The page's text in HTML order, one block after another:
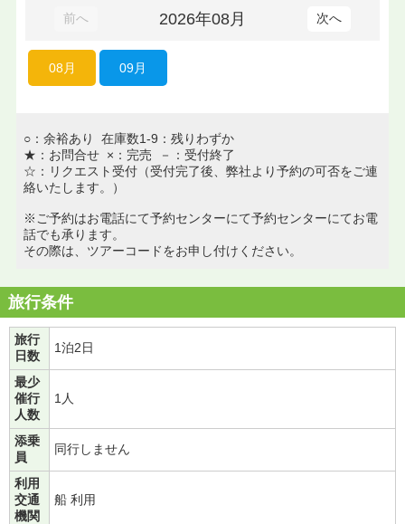
前へ 2026年08月 次へ
08月 09月
○：余裕あり 在庫数1-9：残りわずか
★：お問合せ ×：完売 －：受付終了
☆：リクエスト受付（受付完了後、弊社より予約の可否をご連
絡いたします。）
※ご予約はお電話にて予約センターにて予約センターにてお電
話でも承ります。
その際は、ツアーコードをお申し付けください。
旅行条件
旅行
日数
1泊2日
最少
催行
人数
1人
添乗
員
同行しません
利用
交通
機関
船 利用